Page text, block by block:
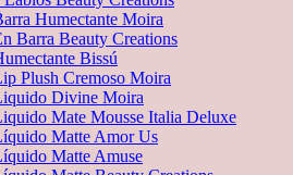
Humectante Moira
Barra Beauty Creations
Bissú
Plush Cremoso Moira
Divine Moira
Mate Mousse Italia Deluxe
Matte Amor Us
Matte Amuse